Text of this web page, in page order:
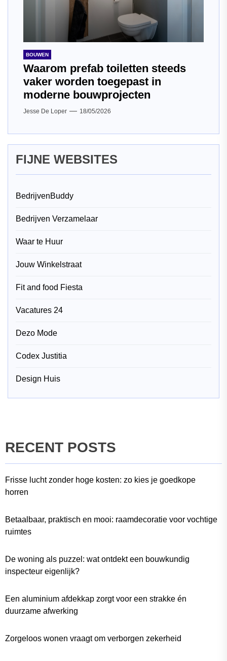
BOUWEN
Waarom prefab toiletten steeds
vaker worden toegepast in
moderne bouwprojecten
Jesse De Loper 18/05/2026
FIJNE WEBSITES
BedrijvenBuddy
Bedrijven Verzamelaar
Waar te Huur
Jouw Winkelstraat
Fit and food Fiesta
Vacatures 24
Dezo Mode
Codex Justitia
Design Huis
RECENT POSTS
Frisse lucht zonder hoge kosten: zo kies je goedkope
horren
Betaalbaar, praktisch en mooi: raamdecoratie voor vochtige
ruimtes
De woning als puzzel: wat ontdekt een bouwkundig
inspecteur eigenlijk?
Een aluminium afdekkap zorgt voor een strakke én
duurzame afwerking
Zorgeloos wonen vraagt om verborgen zekerheid